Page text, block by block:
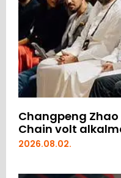
Changpeng Zhao
Chain volt
2026.08.02.